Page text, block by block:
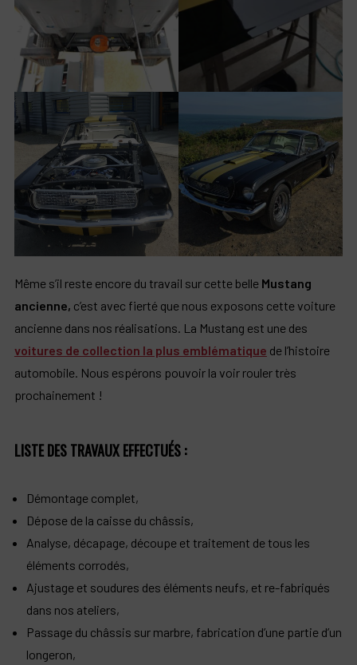
Même s’il reste encore du travail sur cette belle Mustang
ancienne, c’est avec fierté que nous exposons cette voiture
ancienne dans nos réalisations. La Mustang est une des
voitures de collection la plus emblématique de l’histoire
automobile. Nous espérons pouvoir la voir rouler très
prochainement !
LISTE DES TRAVAUX EFFECTUÉS :
Démontage complet,
Dépose de la caisse du châssis,
Analyse, décapage, découpe et traitement de tous les
éléments corrodés,
Ajustage et soudures des éléments neufs, et re-fabriqués
dans nos ateliers,
Passage du châssis sur marbre, fabrication d’une partie d’un
longeron,